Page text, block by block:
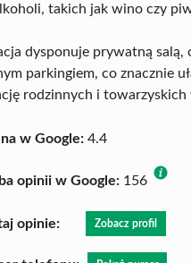
takich jak wino czy
dysponuje prywatną salą,
parkingiem, co znacznie
rodzinnych i towarzyskich
w Google: 4.4
opinii w Google: 156
opinie: Zobacz profil